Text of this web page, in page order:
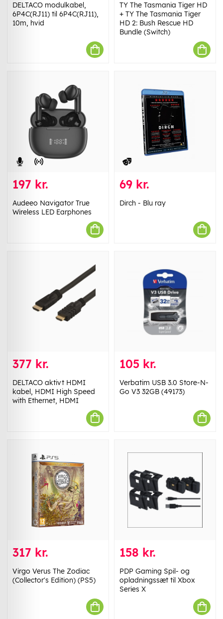
DELTACO modulkabel,
6P4C(RJ11) til 6P4C(RJ11),
10m, hvid
TY The Tasmania Tiger HD
+ TY The Tasmania Tiger
HD 2: Bush Rescue HD
Bundle (Switch)
197 kr.
Audeeo Navigator True
Wireless LED Earphones
69 kr.
Dirch - Blu ray
377 kr.
DELTACO aktivt HDMI
kabel, HDMI High Speed
with Ethernet, HDMI
105 kr.
Verbatim USB 3.0 Store-N-
Go V3 32GB (49173)
317 kr.
Virgo Verus The Zodiac
(Collector's Edition) (PS5)
158 kr.
PDP Gaming Spil- og
opladningssæt til Xbox
Series X